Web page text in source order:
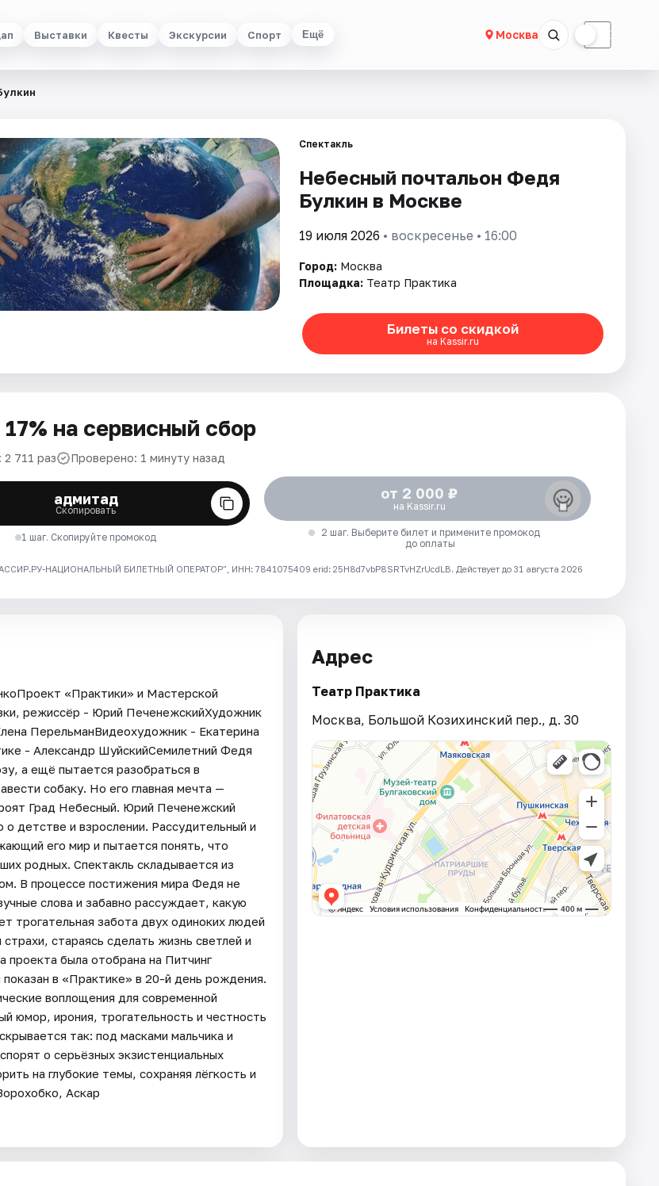
Выставки Квесты Экскурсии Спорт Ещё Москва ☾
Спектакль
Небесный почтальон Федя
Булкин в Москве
19 июля 2026 • воскресенье • 16:00
Город: Москва
Площадка: Театр Практика
Билеты со скидкой
на Kassir.ru
на сервисный сбор
711 раз Проверено: 1 минуту назад
адмитад
Скопировать
1 шаг. Скопируйте промокод
от 2 000 ₽
на Kassir.ru
2 шаг. Выберите билет и примените промокод
до оплаты
НАЦИОНАЛЬНЫЙ БИЛЕТНЫЙ ОПЕРАТОР", ИНН: 7841075409 erid: 25H8d7vbP8SRTvHZrUcdLB. Действует до 31 августа 2026
«Практики» и Мастерской
режиссёр - Юрий ПеченежскийХудожник
ПерельманВидеохудожник - Екатерина
- Александр ШуйскийСемилетний Федя
а ещё пытается разобраться в
собаку. Но его главная мечта —
Град Небесный. Юрий Печенежский
детстве и взрослении. Рассудительный и
его мир и пытается понять, что
родных. Спектакль складывается из
В процессе постижения мира Федя не
слова и забавно рассуждает, какую
трогательная забота двух одиноких людей
стараясь сделать жизнь светлей и
проекта была отобрана на Питчинг
в «Практике» в 20-й день рождения.
воплощения для современной
юмор, ирония, трогательность и честность
так: под масками мальчика и
о серьёзных экзистенциальных
на глубокие темы, сохраняя лёгкость и
Аскар
Адрес
Театр Практика
Москва, Большой Козихинский пер., д. 30